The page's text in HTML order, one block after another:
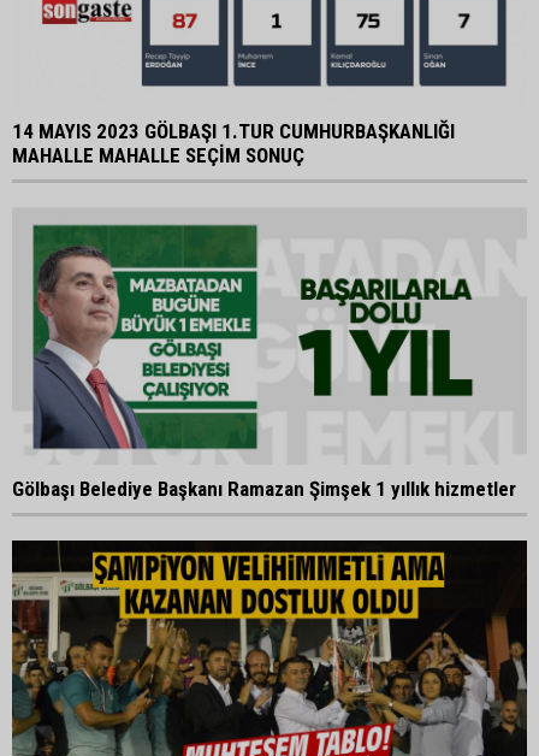
14 MAYIS 2023 GÖLBAŞI 1.TUR CUMHURBAŞKANLIĞI
MAHALLE MAHALLE SEÇİM SONUÇ
Gölbaşı Belediye Başkanı Ramazan Şimşek 1 yıllık hizmetler